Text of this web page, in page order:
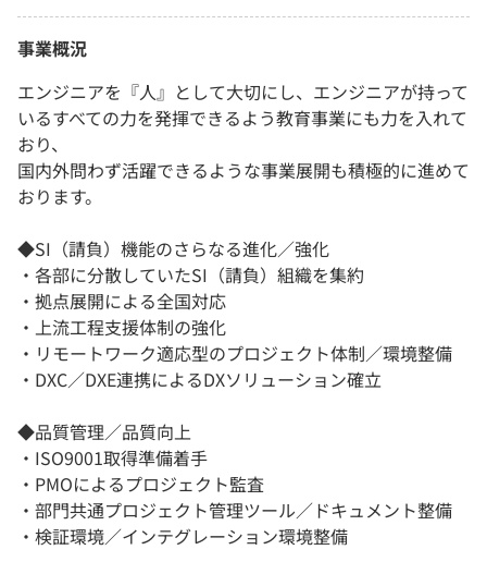
事業概況
エンジニアを『人』として大切にし、エンジニアが持って
いるすべての力を発揮できるよう教育事業にも力を入れて
おり、
国内外問わず活躍できるような事業展開も積極的に進めて
おります。
◆SI（請負）機能のさらなる進化／強化
・各部に分散していたSI（請負）組織を集約
・拠点展開による全国対応
・上流工程支援体制の強化
・リモートワーク適応型のプロジェクト体制／環境整備
・DXC／DXE連携によるDXソリューション確立
◆品質管理／品質向上
・ISO9001取得準備着手
・PMOによるプロジェクト監査
・部門共通プロジェクト管理ツール／ドキュメント整備
・検証環境／インテグレーション環境整備